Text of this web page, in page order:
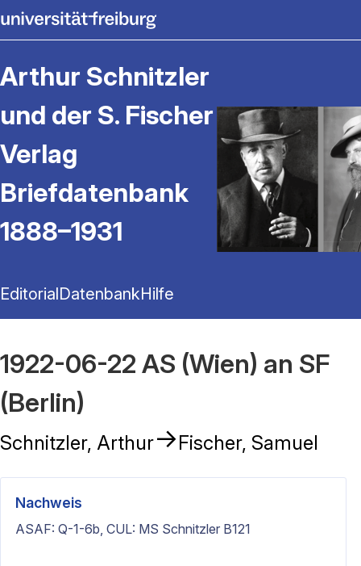
Arthur Schnitzler
und der S. Fischer
Verlag
Briefdatenbank
1888–1931
EditorialDatenbankHilfe
1922-06-22 AS (Wien) an SF
(Berlin)
Schnitzler, Arthur→Fischer, Samuel
Nachweis
ASAF: Q-1-6b, CUL: MS Schnitzler B121